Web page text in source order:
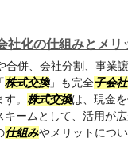
社化の仕組みとメリ
合併、会社分割、事業
株式交換」も完全子会
。 株式交換は、現金
キームとして、活用が
仕組みやメリットにつ